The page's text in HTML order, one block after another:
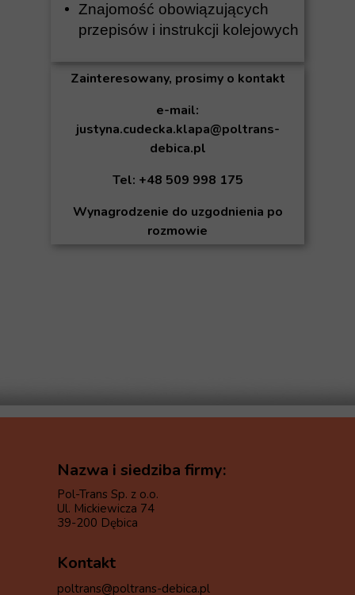
Zainteresowany, prosimy o kontakt
e-mail:
justyna.cudecka.klapa@poltrans-
debica.pl
Tel: +48 509 998 175
Wynagrodzenie do uzgodnienia po
rozmowie
Znajomość obowiązujących
przepisów i instrukcji kolejowych
poltrans@poltrans-debica.pl
Nazwa i siedziba firmy:
Pol-Trans Sp. z o.o.
Ul. Mickiewicza 74
39-200 Dębica
Kontakt